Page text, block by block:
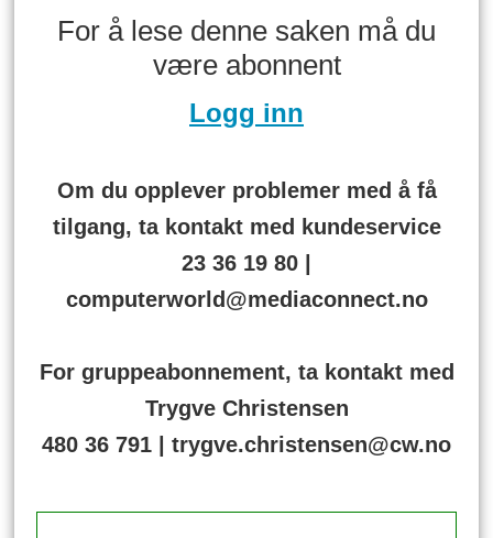
For å lese denne saken må du
være abonnent
Logg inn
Om du opplever problemer med å få
tilgang, ta kontakt med kundeservice
23 36 19 80 |
computerworld@mediaconnect.no
For gruppeabonnement, ta kontakt med
Trygve Christensen
480 36 791 | trygve.christensen@cw.no